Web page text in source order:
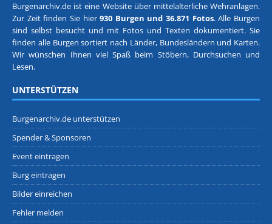
Burgenarchiv.de ist eine Website über mittelalterliche Wehranlagen.
Zur Zeit finden Sie hier930 Burgen und 36.871 Fotos. Alle Burgen
sind selbst besucht und mit Fotos und Texten dokumentiert. Sie
finden alle Burgen sortiert nach Länder, Bundesländern und Karten.
Wir wünschen Ihnen viel Spaß beim Stöbern, Durchsuchen und
Lesen.
UNTERSTÜTZEN
Burgenarchiv.de unterstützen
Spender & Sponsoren
Event eintragen
Burg eintragen
Bilder einreichen
Fehler melden